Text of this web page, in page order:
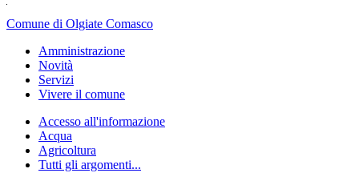
Comune di Olgiate Comasco
Amministrazione
Novità
Servizi
Vivere il comune
Accesso all'informazione
Acqua
Agricoltura
Tutti gli argomenti...